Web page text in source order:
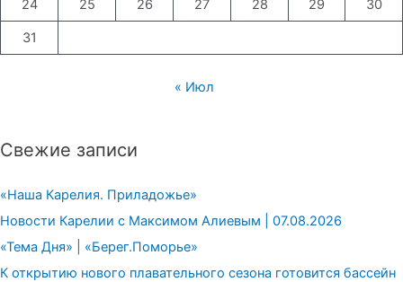
24 25 26 27 28 29 30
31
« Июл
Свежие записи
«Наша Карелия. Приладожье»
Новости Карелии с Максимом Алиевым | 07.08.2026
«Тема Дня» | «Берег.Поморье»
К открытию нового плавательного сезона готовится бассейн